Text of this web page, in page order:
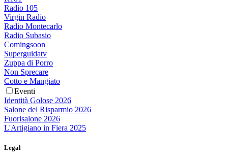
Radio 105
Virgin Radio
Radio Montecarlo
Radio Subasio
Comingsoon
Superguidatv
Zuppa di Porro
Non Sprecare
Cotto e Mangiato
Eventi
Identità Golose 2026
Salone del Risparmio 2026
Fuorisalone 2026
L'Artigiano in Fiera 2025
Legal